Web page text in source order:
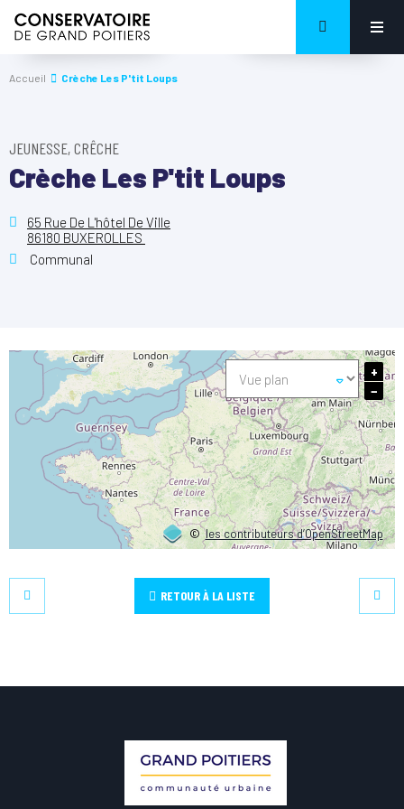
Accueil Crèche Les P'tit Loups
JEUNESSE, CRÊCHE
Crèche Les P'tit Loups
65 Rue De L'hôtel De Ville
86180 BUXEROLLES
Communal
©les contributeurs d’OpenStreetMap
+
−
RETOUR À LA LISTE